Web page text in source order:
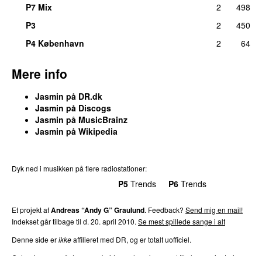
P7 Mix 2
498
P3
2
450
P4 København
2 64
Mere info
Jasmin på DR.dk
Jasmin på Discogs
Jasmin på MusicBrainz
Jasmin på Wikipedia
Dyk ned i musikken på flere radiostationer:
P5 Trends P6 Trends
Et projekt afAndreas “Andy G” Graulund. Feedback? Send mig en mail!
Indekset går tilbage til d. 20. april 2010. Se mest spillede sange i alt
Denne side erikkeaffilieret med DR, og er totalt uofficiel.